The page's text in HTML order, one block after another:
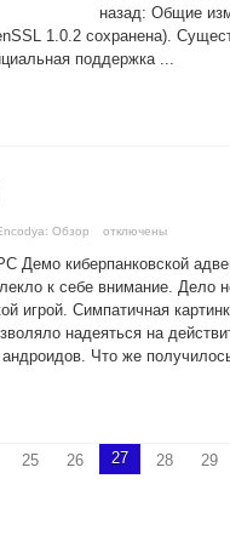
назад: Общие
1.0.2 сохранена).
поддержка ...
Обзор отключены
Демо киберпанковской
к себе внимание. Дело
игрой. Симпатичная
надеяться на
Что же
25 26 27 28 29